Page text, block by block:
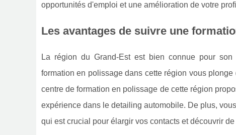
opportunités d'emploi et une amélioration de votre
Les avantages de suivre une
La région du Grand-Est est bien connue pour
formation en polissage dans cette région vous
centre de formation en polissage de cette région
expérience dans le detailing automobile. De plus,
qui est crucial pour élargir vos contacts et découvrir